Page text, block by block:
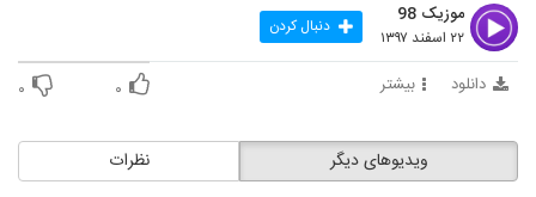
2117
دانلود آهنگ تنهام نذار از شهرام ستاری به
همراه متن ترانه
دانلود آهنگ شهرام شرقی آینده چه خواهد شد
(Shahram Sharghi Ayande Che
Khaahad Shod)
۲۶۶ بازدید
موزیک 98
۲۲ اسفند ۱۳۹۷ دنبال کردن
دانلود بیشتر ۰ ۰
نظرات ویدیوهای دیگر